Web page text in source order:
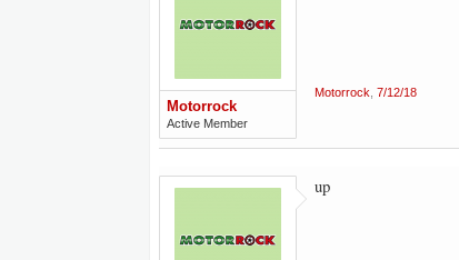
Motorrock
Active Member
Motorrock 7/12/18
up